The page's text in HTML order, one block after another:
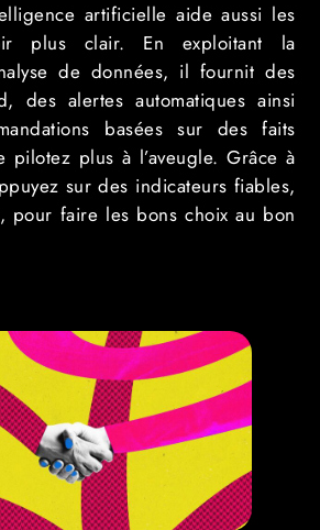
artificielle aide aussi les
plus clair. En exploitant la
de données, il fournit des
des alertes automatiques ainsi
basées sur des faits
pilotez plus à l’aveugle. Grâce à
sur des indicateurs fiables,
pour faire les bons choix au bon